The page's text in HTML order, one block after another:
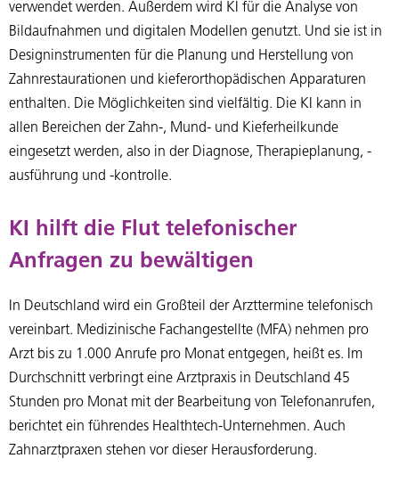
verwendet werden. Außerdem wird KI für die Analyse von
Bildaufnahmen und digitalen Modellen genutzt. Und sie ist in
Designinstrumenten für die Planung und Herstellung von
Zahnrestaurationen und kieferorthopädischen Apparaturen
enthalten. Die Möglichkeiten sind vielfältig. Die KI kann in
allen Bereichen der Zahn-, Mund- und Kieferheilkunde
eingesetzt werden, also in der Diagnose, Therapieplanung, -
ausführung und -kontrolle.
KI hilft die Flut telefonischer
Anfragen zu bewältigen
In Deutschland wird ein Großteil der Arzttermine telefonisch
vereinbart. Medizinische Fachangestellte (MFA) nehmen pro
Arzt bis zu 1.000 Anrufe pro Monat entgegen, heißt es. Im
Durchschnitt verbringt eine Arztpraxis in Deutschland 45
Stunden pro Monat mit der Bearbeitung von Telefonanrufen,
berichtet ein führendes Healthtech-Unternehmen. Auch
Zahnarztpraxen stehen vor dieser Herausforderung.